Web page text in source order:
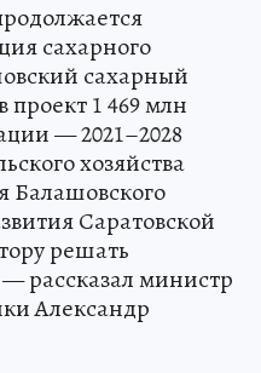
сахарного
сахарный
проект 1 469 млн
— 2021–2028
хозяйства
Балашовского
Саратовской
решать
рассказал министр
Александр